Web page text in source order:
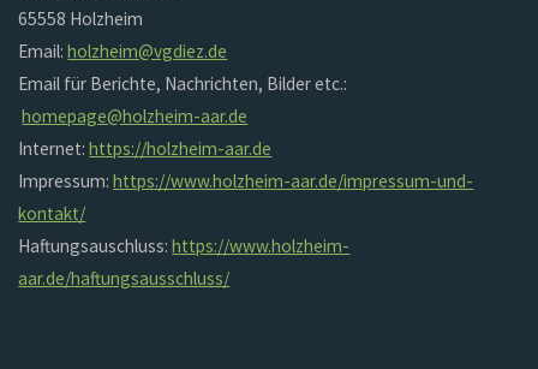
65558 Holzheim
Email:holzheim@vgdiez.de
Email für Berichte, Nachrichten, Bilder etc.:
homepage@holzheim-aar.de
Internet:https://holzheim-aar.de
Impressum:https://www.holzheim-aar.de/impressum-und-
kontakt/
Haftungsauschluss:https://www.holzheim-
aar.de/haftungsausschluss/